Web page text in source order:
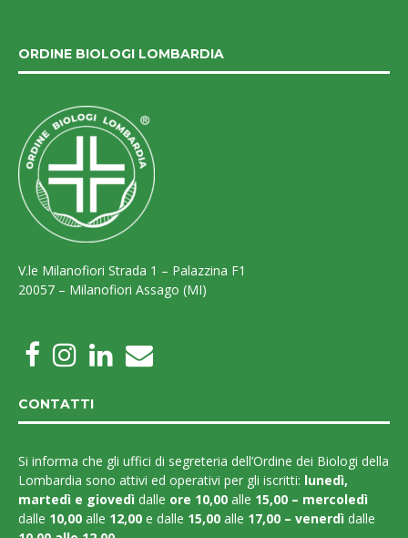
ORDINE BIOLOGI LOMBARDIA
V.le Milanofiori Strada 1 – Palazzina F1
20057 – Milanofiori Assago (MI)
CONTATTI
Si informa che gli uffici di segreteria dell’Ordine dei Biologi della
Lombardia sono attivi ed operativi per gli iscritti: lunedì,
martedì e giovedì dalle ore 10,00 alle 15,00 – mercoledì
dalle 10,00 alle 12,00 e dalle 15,00 alle 17,00 – venerdì dalle